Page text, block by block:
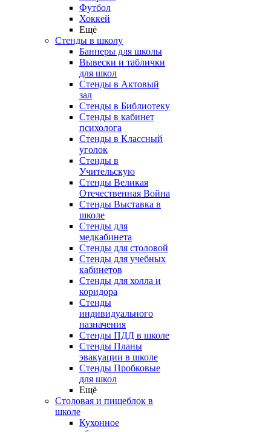
Футбол
Хоккей
Ещё
Стенды в школу
Баннеры для школы
Вывески и таблички
для школ
Стенды в Актовый
зал
Стенды в Библиотеку
Стенды в кабинет
психолога
Стенды в Классный
уголок
Стенды в
Учительскую
Стенды Великая
Отечественная Война
Стенды Выставка в
школе
Стенды для
медкабинета
Стенды для столовой
Стенды для учебных
кабинетов
Стенды для холла и
коридора
Стенды
индивидуального
назначения
Стенды ПДД в школе
Стенды Планы
эвакуации в школе
Стенды Пробковые
для школ
Ещё
Столовая и пищеблок в
школе
Кухонное